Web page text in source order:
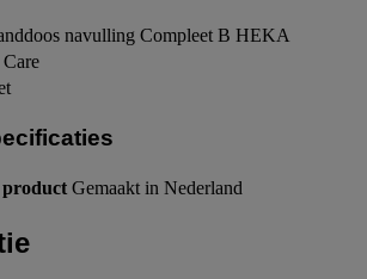
navulling Compleet B HEKA
product Gemaakt in Nederland